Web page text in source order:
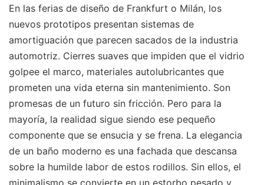
En las ferias de diseño de Frankfurt o Milán, los
nuevos prototipos presentan sistemas de
amortiguación que parecen sacados de la industria
automotriz. Cierres suaves que impiden que el vidrio
golpee el marco, materiales autolubricantes que
prometen una vida eterna sin mantenimiento. Son
promesas de un futuro sin fricción. Pero para la
mayoría, la realidad sigue siendo ese pequeño
componente que se ensucia y se frena. La elegancia
de un baño moderno es una fachada que descansa
sobre la humilde labor de estos rodillos. Sin ellos, el
minimalismo se convierte en un estorbo pesado y